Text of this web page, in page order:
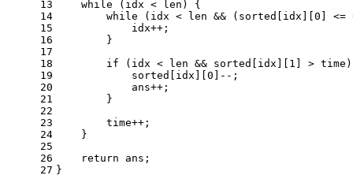
13
14
15
16
17
18
19
20
21
22
23
24
25
26
27
while (idx < len) {
while (idx < len && (sorted[idx][0 ] <=
            idx++;
        }
if (idx < len && sorted[idx][ 1 ] >
            sorted[idx][
0 ]--;
            ans++;
        }
        time++;
    }
return ans;
}